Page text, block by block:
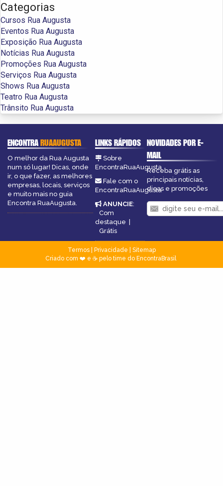
Categorias
Cursos Rua Augusta
Eventos Rua Augusta
Exposição Rua Augusta
Notícias Rua Augusta
Promoções Rua Augusta
Serviços Rua Augusta
Shows Rua Augusta
Teatro Rua Augusta
Trânsito Rua Augusta
ENCONTRARUAAUGUSTA
O melhor da Rua Augusta
num só lugar! Dicas, onde
ir, o que fazer, as melhores
empresas, locais, serviços
e muito mais no guia
Encontra RuaAugusta.
LINKS RÁPIDOS
Sobre
EncontraRuaAugusta
Fale com o
EncontraRuaAugusta
ANUNCIE:
Com
destaque |
Grátis
NOVIDADES POR E-
MAIL
Receba grátis as
principais notícias,
dicas e promoções
Termos| Privacidade
Sitemap
Criado com ❤️ e ☕ pelo time do EncontraBrasil